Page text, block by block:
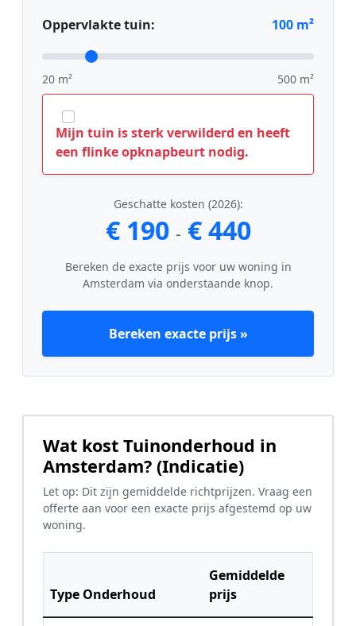
Oppervlakte tuin: 100 m²
20 m² 500 m²
Mijn tuin is sterk verwilderd en heeft
een flinke opknapbeurt nodig.
Geschatte kosten (2026):
€ 190 - € 440
Bereken de exacte prijs voor uw woning in
Amsterdam via onderstaande knop.
Bereken exacte prijs »
Wat kost Tuinonderhoud in
Amsterdam? (Indicatie)
Let op: Dit zijn gemiddelde richtprijzen. Vraag een
offerte aan voor een exacte prijs afgestemd op uw
woning.
Type Onderhoud
Gemiddelde
prijs